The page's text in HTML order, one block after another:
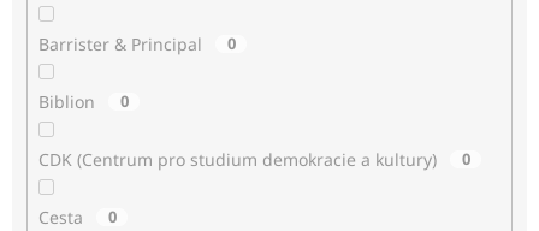
Barrister & Principal 0
Biblion 0
CDK (Centrum pro studium demokracie a kultury) 0
Cesta 0